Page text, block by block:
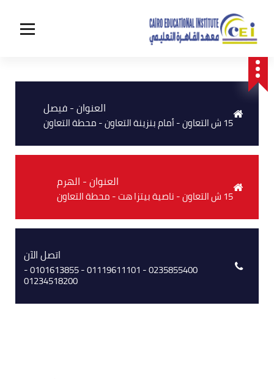
العنوان - فيصل
15 ش التعاون - أمام بنزينة التعاون - محطة التعاون
العنوان - الهرم
15 ش التعاون - ناصية بيتزا هت - محطة التعاون
اتصل الآن
0235855400 - 01119611101 - 0101613855 -
01234518200